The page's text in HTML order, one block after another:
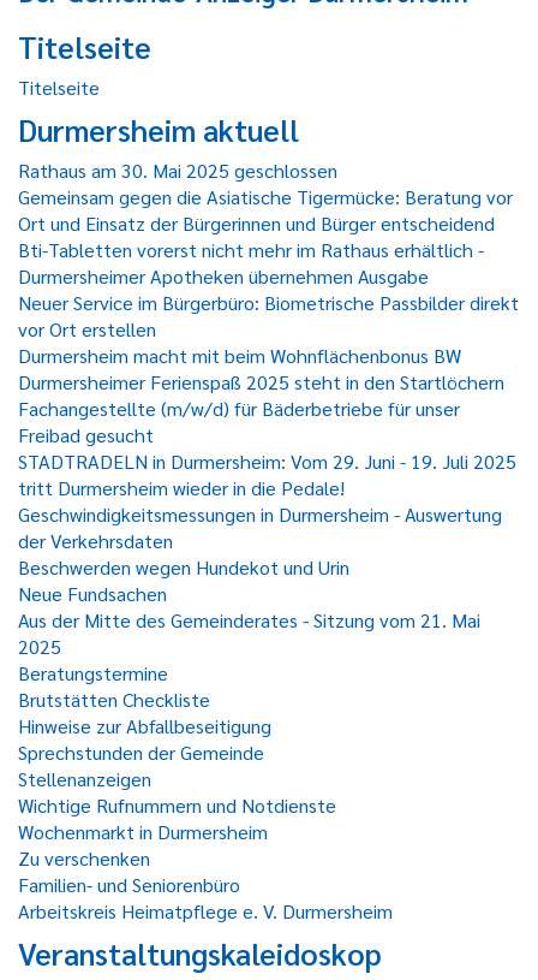
Titelseite
Titelseite
Durmersheim aktuell
Rathaus am 30. Mai 2025 geschlossen
Gemeinsam gegen die Asiatische Tigermücke: Beratung vor
Ort und Einsatz der Bürgerinnen und Bürger entscheidend
Bti-Tabletten vorerst nicht mehr im Rathaus erhältlich -
Durmersheimer Apotheken übernehmen Ausgabe
Neuer Service im Bürgerbüro: Biometrische Passbilder direkt
vor Ort erstellen
Durmersheim macht mit beim Wohnflächenbonus BW
Durmersheimer Ferienspaß 2025 steht in den Startlöchern
Fachangestellte (m/w/d) für Bäderbetriebe für unser
Freibad gesucht
STADTRADELN in Durmersheim: Vom 29. Juni - 19. Juli 2025
tritt Durmersheim wieder in die Pedale!
Geschwindigkeitsmessungen in Durmersheim - Auswertung
der Verkehrsdaten
Beschwerden wegen Hundekot und Urin
Neue Fundsachen
Aus der Mitte des Gemeinderates - Sitzung vom 21. Mai
2025
Beratungstermine
Brutstätten Checkliste
Hinweise zur Abfallbeseitigung
Sprechstunden der Gemeinde
Stellenanzeigen
Wichtige Rufnummern und Notdienste
Wochenmarkt in Durmersheim
Zu verschenken
Familien- und Seniorenbüro
Arbeitskreis Heimatpflege e. V. Durmersheim
Veranstaltungskaleidoskop